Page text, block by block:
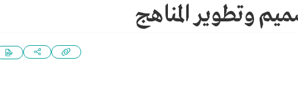
وتطوير المناهج